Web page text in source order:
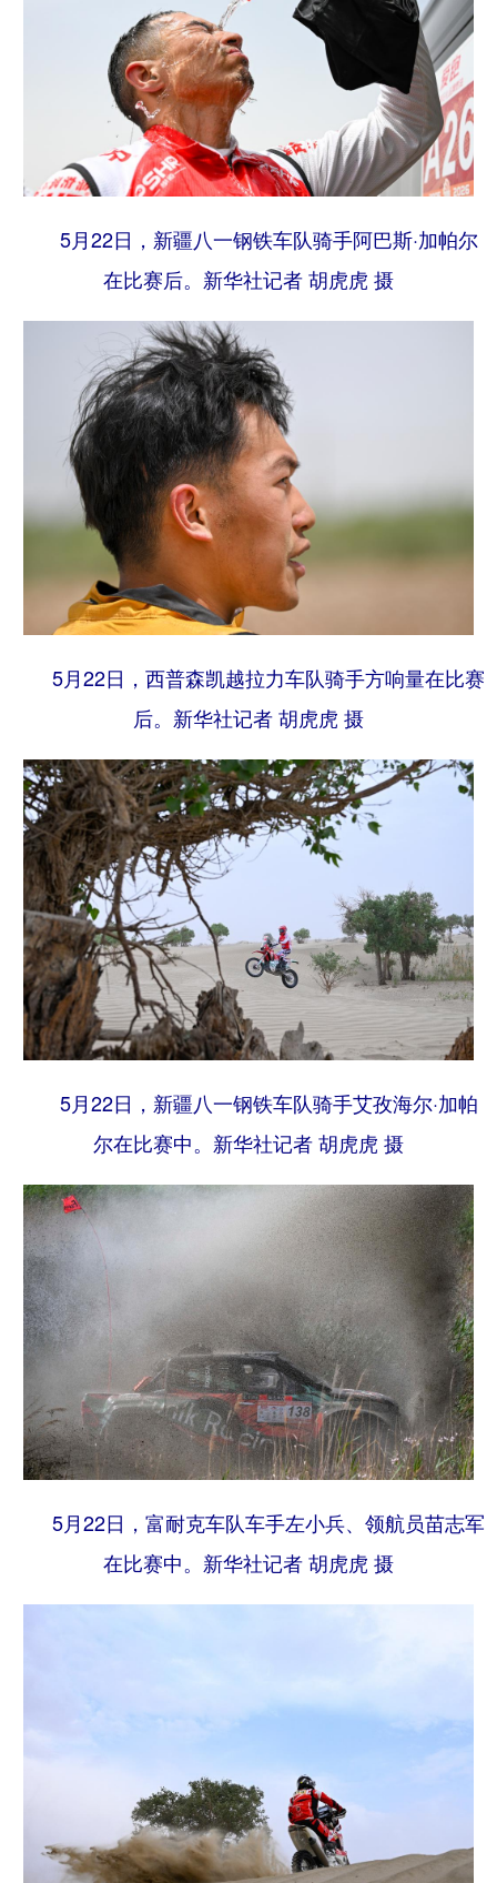
5月22日，新疆八一钢铁车队骑手阿巴斯·加帕尔
在比赛后。 新华社记者 胡虎虎 摄
5月22日，西普森凯越拉力车队骑手方响量在比赛
后。 新华社记者 胡虎虎 摄
5月22日，新疆八一钢铁车队骑手艾孜海尔·加帕
尔在比赛中。 新华社记者 胡虎虎 摄
5月22日，富耐克车队车手左小兵、领航员苗志军
在比赛中。 新华社记者 胡虎虎 摄